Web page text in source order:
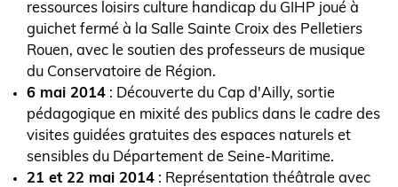
ressources loisirs culture handicap du GIHP joué à
guichet fermé à la Salle Sainte Croix des Pelletiers
Rouen, avec le soutien des professeurs de musique
du Conservatoire de Région.
6 mai 2014 : Découverte du Cap d'Ailly, sortie
pédagogique en mixité des publics dans le cadre des
visites guidées gratuites des espaces naturels et
sensibles du Département de Seine-Maritime.
21 et 22 mai 2014 : Représentation théâtrale avec